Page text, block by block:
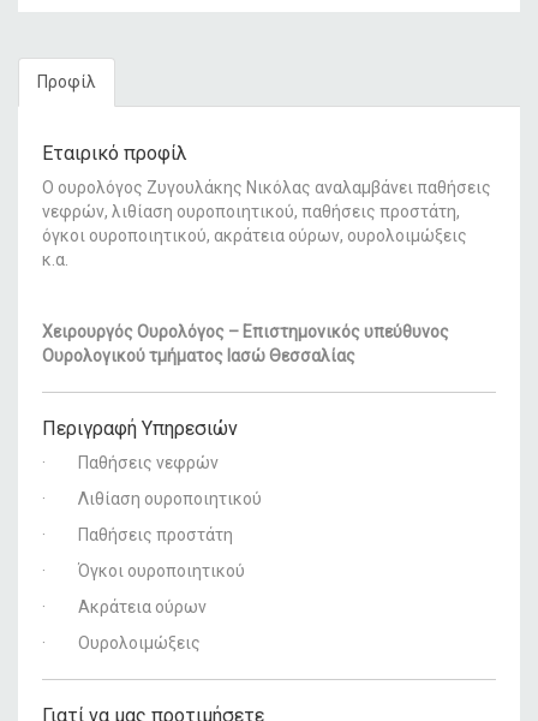
Προφίλ
Εταιρικό προφίλ
Ο ουρολόγος Ζυγουλάκης Νικόλας αναλαμβάνει παθήσεις
νεφρών, λιθίαση ουροποιητικού, παθήσεις προστάτη,
όγκοι ουροποιητικού, ακράτεια ούρων, ουρολοιμώξεις
κ.α.
Χειρουργός Ουρολόγος – Επιστημονικός υπεύθυνος
Ουρολογικού τμήματος Ιασώ Θεσσαλίας
Περιγραφή Υπηρεσιών
·
Παθήσεις νεφρών
·
Λιθίαση ουροποιητικού
·
Παθήσεις προστάτη
·
Όγκοι ουροποιητικού
·
Ακράτεια ούρων
·
Ουρολοιμώξεις
Γιατί να μας προτιμήσετε